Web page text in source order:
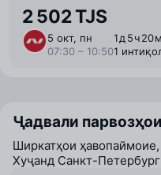
2 502 TJS
5 окт, пн
07:30 – 10:50
1 ⁠д 5 ⁠ч
1
Ҷадвали
Ширкатҳои
Хуҷанд Санкт-